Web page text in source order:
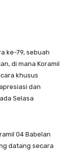
ke-79, sebuah
di mana Koramil
khusus
dan
Selasa
04 Babelan
datang secara